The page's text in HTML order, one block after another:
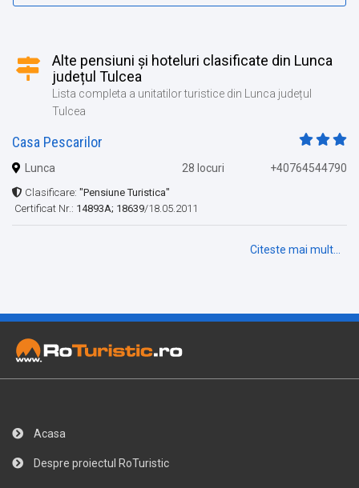
Alte pensiuni și hoteluri clasificate din Lunca
județul Tulcea
Lista completa a unitatilor turistice din Lunca județul
Tulcea
Casa Pescarilor
Lunca 28 locuri +40764544790
Clasificare: "Pensiune Turistica"
Certificat Nr.: 14893A; 18639/18.05.2011
Citeste mai mult...
Acasa
Despre proiectul RoTuristic